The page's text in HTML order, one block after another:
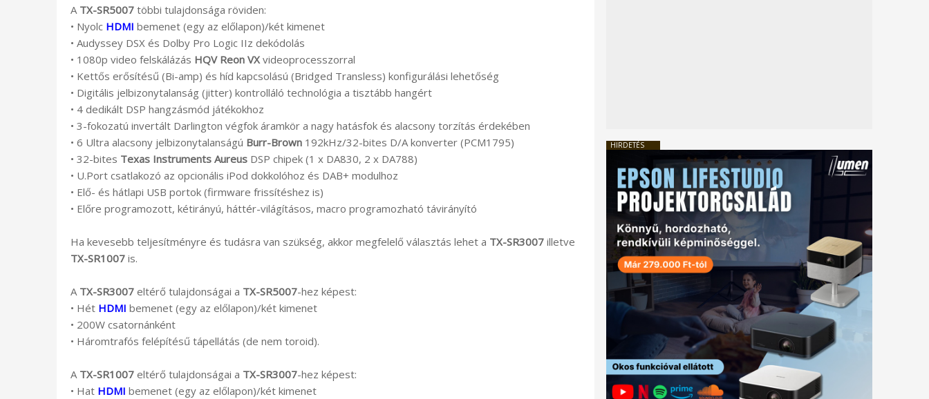
A TX-SR5007 többi tulajdonsága röviden:
• Nyolc HDMI bemenet (egy az előlapon)/két kimenet
• Audyssey DSX és Dolby Pro Logic IIz dekódolás
• 1080p video felskálázás HQV Reon VX videoprocesszorral
• Kettős erősítésű (Bi-amp) és híd kapcsolású (Bridged Transless) konfigurálási lehetőség
• Digitális jelbizonytalanság (jitter) kontrolláló technológia a tisztább hangért
• 4 dedikált DSP hangzásmód játékokhoz
• 3-fokozatú invertált Darlington végfok áramkör a nagy hatásfok és alacsony torzítás érdekében
• 6 Ultra alacsony jelbizonytalanságú Burr-Brown 192kHz/32-bites D/A konverter (PCM1795)
• 32-bites Texas Instruments Aureus DSP chipek (1 x DA830, 2 x DA788)
• U.Port csatlakozó az opcionális iPod dokkolóhoz és DAB+ modulhoz
• Elő- és hátlapi USB portok (firmware frissítéshez is)
• Előre programozott, kétirányú, háttér-világításos, macro programozható távirányító
Ha kevesebb teljesítményre és tudásra van szükség, akkor megfelelő választás lehet a TX-SR3007 illetve
TX-SR1007 is.
A TX-SR3007 eltérő tulajdonságai a TX-SR5007-hez képest:
• Hét HDMI bemenet (egy az előlapon)/két kimenet
• 200W csatornánként
• Háromtrafós felépítésű tápellátás (de nem toroid).
A TX-SR1007 eltérő tulajdonságai a TX-SR3007-hez képest:
• Hat HDMI bemenet (egy az előlapon)/két kimenet
HIRDETÉS